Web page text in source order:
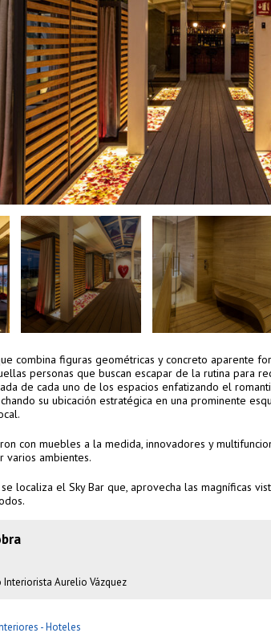
combina figuras geométricas y concreto aparente
personas que buscan escapar de la rutina para
de cada uno de los espacios enfatizando el
su ubicación estratégica en una prominente
con muebles a la medida, innovadores y
varios ambientes.
localiza el Sky Bar que, aprovecha las magníficas
Aurelio Vázquez
- Hoteles